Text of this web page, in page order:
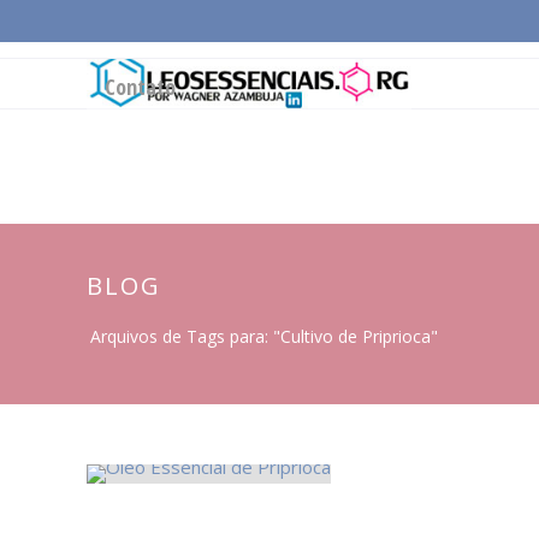
Contato
BLOG
Arquivos de Tags para: "Cultivo de Priprioca"